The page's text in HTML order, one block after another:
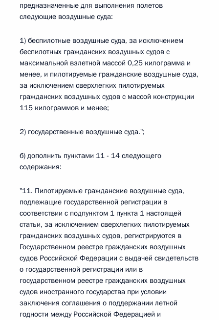
предназначенные для выполнения полетов
следующие воздушные суда:
1) беспилотные воздушные суда, за исключением
беспилотных гражданских воздушных судов с
максимальной взлетной массой 0,25 килограмма и
менее, и пилотируемые гражданские воздушные суда,
за исключением сверхлегких пилотируемых
гражданских воздушных судов с массой конструкции
115 килограммов и менее;
2) государственные воздушные суда.";
б) дополнить пунктами 11 - 14 следующего
содержания:
"11. Пилотируемые гражданские воздушные суда,
подлежащие государственной регистрации в
соответствии с подпунктом 1 пункта 1 настоящей
статьи, за исключением сверхлегких пилотируемых
гражданских воздушных судов, регистрируются в
Государственном реестре гражданских воздушных
судов Российской Федерации с выдачей свидетельств
о государственной регистрации или в
государственном реестре гражданских воздушных
судов иностранного государства при условии
заключения соглашения о поддержании летной
годности между Российской Федерацией и